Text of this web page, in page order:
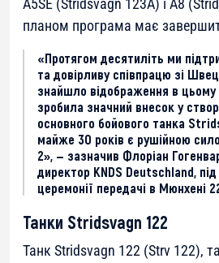
A5SE (Stridsvagn 123A) і A8
планом програма має
«Протягом десятиліть ми
та довірливу співпрацю зі
знайшло відображення в цьому
зробила значний внесок у
основного бойового танка
майже 30 років є рушійною
2», — зазначив Флоріан
директор KNDS Deutschland,
церемонії передачі в Мюнхені
Танки Stridsvagn 122
Танк Stridsvagn 122 (Strv 122),